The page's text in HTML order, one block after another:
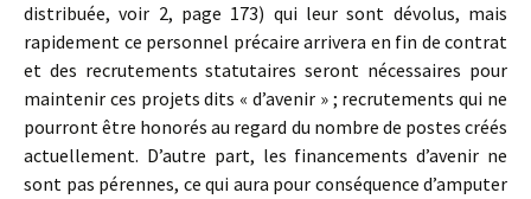
distribuée, voir 2, page 173) qui leur sont dévolus, mais
rapidement ce personnel précaire arrivera en fin de contrat
et des recrutements statutaires seront nécessaires pour
maintenir ces projets dits « d’avenir » ; recrutements qui ne
pourront être honorés au regard du nombre de postes créés
actuellement. D’autre part, les financements d’avenir ne
sont pas pérennes, ce qui aura pour conséquence d’amputer